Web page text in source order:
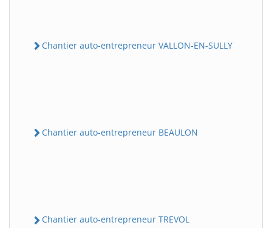
Chantier auto-entrepreneur VALLON-EN-SULLY
Chantier auto-entrepreneur BEAULON
Chantier auto-entrepreneur TREVOL